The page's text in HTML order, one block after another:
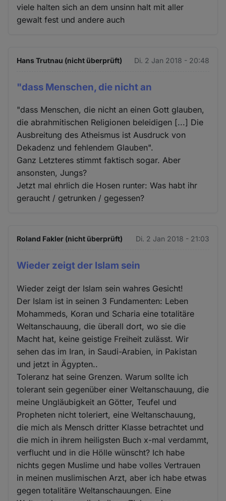
viele halten sich an dem unsinn halt mit aller
gewalt fest und andere auch
Hans Trutnau (nicht überprüft) Di. 2 Jan 2018 - 20:48
"dass Menschen, die nicht an
"dass Menschen, die nicht an einen Gott glauben,
die abrahmitischen Religionen beleidigen [...] Die
Ausbreitung des Atheismus ist Ausdruck von
Dekadenz und fehlendem Glauben".
Ganz Letzteres stimmt faktisch sogar. Aber
ansonsten, Jungs?
Jetzt mal ehrlich die Hosen runter: Was habt ihr
geraucht / getrunken / gegessen?
Roland Fakler (nicht überprüft) Di. 2 Jan 2018 - 21:03
Wieder zeigt der Islam sein
Wieder zeigt der Islam sein wahres Gesicht!
Der Islam ist in seinen 3 Fundamenten: Leben
Mohammeds, Koran und Scharia eine totalitäre
Weltanschauung, die überall dort, wo sie die
Macht hat, keine geistige Freiheit zulässt. Wir
sehen das im Iran, in Saudi-Arabien, in Pakistan
und jetzt in Ägypten..
Toleranz hat seine Grenzen. Warum sollte ich
tolerant sein gegenüber einer Weltanschauung, die
meine Ungläubigkeit an Götter, Teufel und
Propheten nicht toleriert, eine Weltanschauung,
die mich als Mensch dritter Klasse betrachtet und
die mich in ihrem heiligsten Buch x-mal verdammt,
verflucht und in die Hölle wünscht? Ich habe
nichts gegen Muslime und habe volles Vertrauen
in meinen muslimischen Arzt, aber ich habe etwas
gegen totalitäre Weltanschauungen. Eine